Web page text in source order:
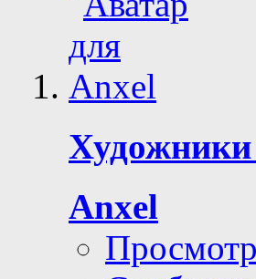
Anxel